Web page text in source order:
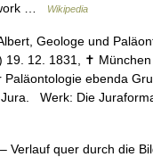
…
Wikipedia
Geologe und
19. 12. 1831, ✝
Paläontologie ebenda
Werk: Die
Verlauf quer durch die